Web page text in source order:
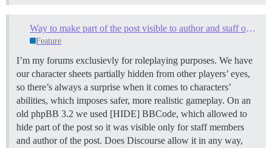
Way to make part of the post visible to author and staff only?
Feature
I’m my forums exclusievly for roleplaying purposes. We have
our character sheets partially hidden from other players’ eyes,
so there’s always a surprise when it comes to characters’
abilities, which imposes safer, more realistic gameplay. On an
old phpBB 3.2 we used [HIDE] BBCode, which allowed to
hide part of the post so it was visible only for staff members
and author of the post. Does Discourse allow it in any way,